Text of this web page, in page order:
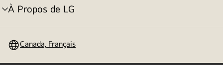
À Propos de LG
menu
Canada, Français